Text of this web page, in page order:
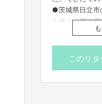
●茨城県日立市
らすと、岡山
クラゲを和えた
セット（1パッ
● 【日玉黎
このリ